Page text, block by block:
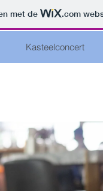
met de .com
Kasteelconcert